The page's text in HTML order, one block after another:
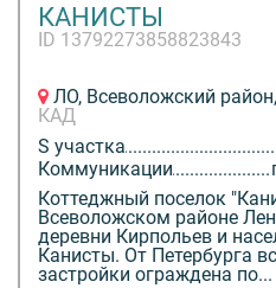
КАНИСТЫ
ID 13792273858823843
ЛО, Всеволожский
КАД
S участка
Коммуникации
Коттеджный поселок
Всеволожском районе
деревни Кирпольев и
Канисты. От Петербурга
застройки ограждена по...